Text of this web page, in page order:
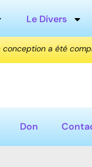
Le Divers
a été
Don